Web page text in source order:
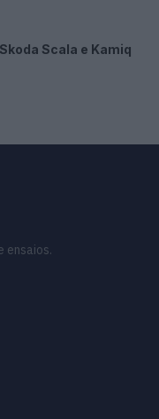
Scala e Kamiq
ensaios.